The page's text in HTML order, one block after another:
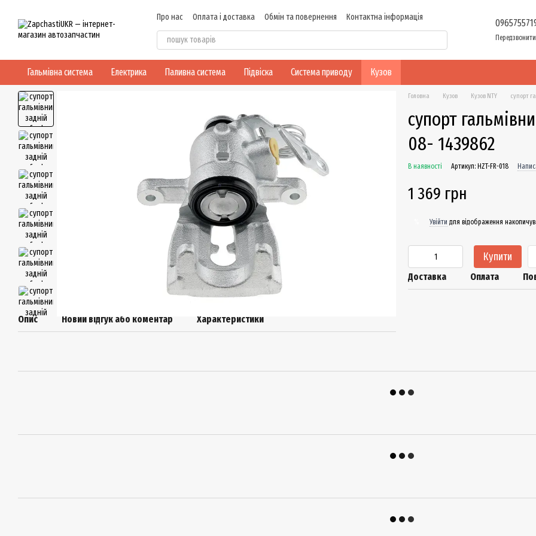
Про нас Оплата і доставка Обмін та повернення
Контактна інформація
Договір публічної оферти
Гальмівна система Електрика Паливна система Підвіска Система приводу Кузов
Опис Новий відгук або коментар Характеристики
Головна Кузов Кузов NTY супорт
супорт
08- 1439862
В наявності Артикул: HZT-FR-018
1 369 грн
Увійти для відображення
Купити
Доставка Оплата